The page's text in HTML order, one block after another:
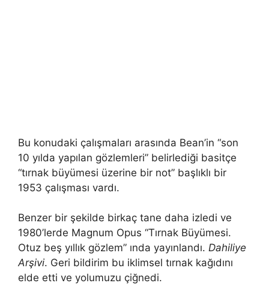
Bu konudaki çalışmaları arasında Bean’in “son
10 yılda yapılan gözlemleri” belirlediği basitçe
“tırnak büyümesi üzerine bir not” başlıklı bir
1953 çalışması vardı.
Benzer bir şekilde birkaç tane daha izledi ve
1980’lerde Magnum Opus “Tırnak Büyümesi.
Otuz beş yıllık gözlem” ında yayınlandı. Dahiliye
Arşivi. Geri bildirim bu iklimsel tırnak kağıdını
elde etti ve yolumuzu çiğnedi.